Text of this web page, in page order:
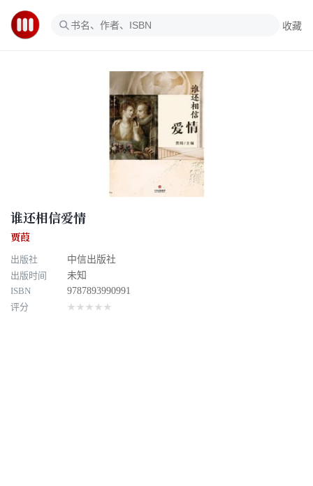
收藏
谁还相信爱情
贾葭
出版社
中信出版社
出版时间
未知
ISBN
9787893990991
评分
★★★★★